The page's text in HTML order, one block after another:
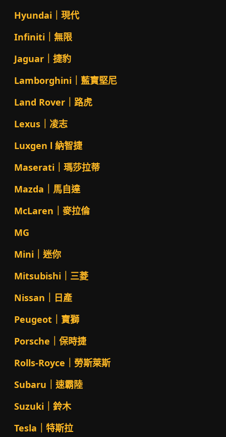
Hyundai｜現代
Infiniti｜無限
Jaguar｜捷豹
Lamborghini｜藍寶堅尼
Land Rover｜路虎
Lexus｜凌志
Luxgen l 納智捷
Maserati｜瑪莎拉蒂
Mazda｜馬自達
McLaren｜麥拉倫
MG
Mini｜迷你
Mitsubishi｜三菱
Nissan｜日產
Peugeot｜寶獅
Porsche｜保時捷
Rolls-Royce｜勞斯萊斯
Subaru｜速霸陸
Suzuki｜鈴木
Tesla｜特斯拉